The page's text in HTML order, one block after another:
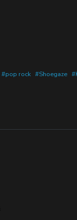
#pop rock #Shoegaze